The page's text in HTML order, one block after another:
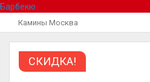
Барбекю
Камины Москва
СКИДКА!